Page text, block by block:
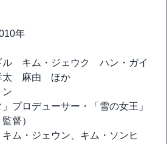
年
ル キム・ジェウク ハン・ガイ
太 麻由 ほか
ン
ロデューサー・「雪の女王」
督）
キム・ジェウン、キム・ソンヒ